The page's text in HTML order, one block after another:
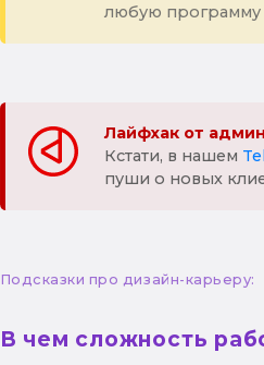
любую программу
Лайфхак от
Кстати, в нашем
пуши о новых
Подсказки про дизайн-карьеру:
В чем сложность